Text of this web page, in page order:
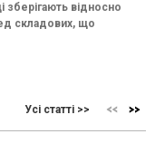
зберігають відносно
складових, що
Усі статті >>